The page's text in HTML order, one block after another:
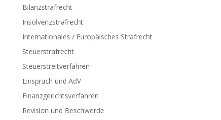
Bilanzstrafrecht
Insolvenzstrafrecht
Internationales / Europäisches Strafrecht
Steuerstrafrecht
Steuerstreitverfahren
Einspruch und AdV
Finanzgerichtsverfahren
Revision und Beschwerde